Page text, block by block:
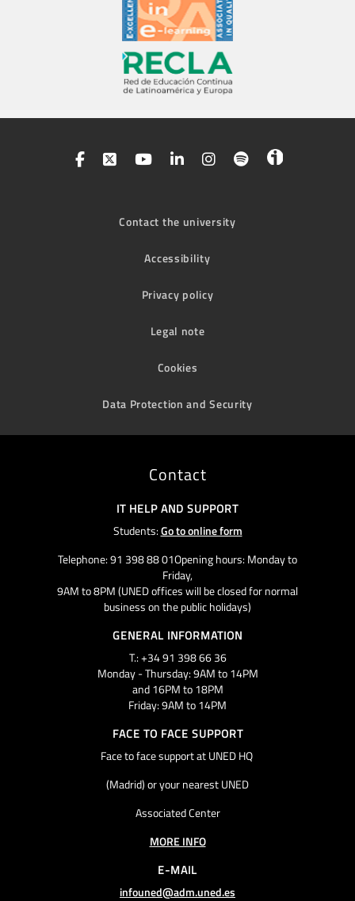
Contact the university
Accessibility
Privacy policy
Legal note
Cookies
Data Protection and Security
Contact
IT HELP AND SUPPORT
Students:Go to online form
Telephone: 91 398 88 01Opening hours: Monday to
Friday,
9AM to 8PM (UNED offices will be closed for normal
business on the public holidays)
GENERAL INFORMATION
T.: +34 91 398 66 36
Monday - Thursday: 9AM to 14PM
and 16PM to 18PM
Friday: 9AM to 14PM
FACE TO FACE SUPPORT
Face to face support at UNED HQ
(Madrid) or your nearest UNED
Associated Center
MORE INFO
E-MAIL
infouned@adm.uned.es